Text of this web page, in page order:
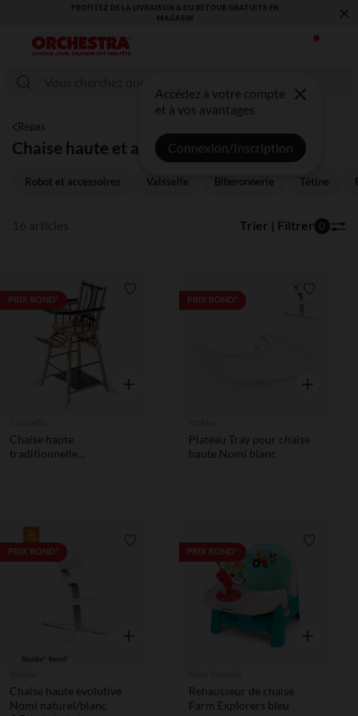
PROFITEZ DE LA LIVRAISON & DU RETOUR GRATUITS EN
MAGASIN​
×
Accédez à votre compte
et à vos avantages
Connexion/Inscription
Repas
Chaise haute et accessoires
Robot et accessoires Vaisselle Biberonnerie Tétine
Trier | Filtrer 0
PRIX ROND* Liste de souhaits
Aperçu rapide
Chaise haute
traditionnelle
PRIX ROND*
Aperçu
Plateau Tray pour chaise
haute Nomi blanc
PRIX ROND* Liste de souhaits
Aperçu rapide
Chaise haute évolutive
Nomi naturel/blanc
PRIX ROND*
Aperçu
Rehausseur de chaise
Farm Explorers bleu